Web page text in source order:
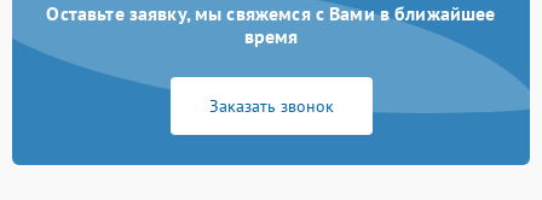
Оставьте заявку, мы свяжемся с Вами в ближайшее
время
Заказать звонок